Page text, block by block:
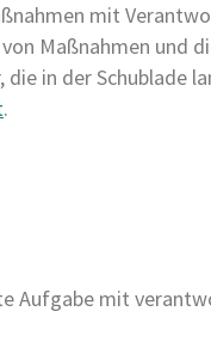
mit
Maßnahmen und
in der Schublade
.
mit